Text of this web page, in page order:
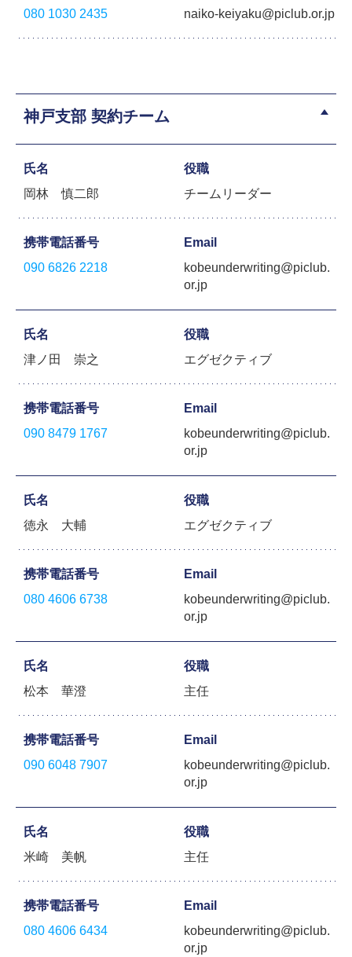
080 1030 2435
naiko-keiyaku@piclub.or.jp
神戸支部 契約チーム
氏名
岡林 慎二郎
役職
チームリーダー
携帯電話番号
090 6826 2218
Email
kobeunderwriting@piclub.
or.jp
氏名
津ノ田 崇之
役職
エグゼクティブ
携帯電話番号
090 8479 1767
Email
kobeunderwriting@piclub.
or.jp
氏名
徳永 大輔
役職
エグゼクティブ
携帯電話番号
080 4606 6738
Email
kobeunderwriting@piclub.
or.jp
氏名
松本 華澄
役職
主任
携帯電話番号
090 6048 7907
Email
kobeunderwriting@piclub.
or.jp
氏名
米崎 美帆
役職
主任
携帯電話番号
080 4606 6434
Email
kobeunderwriting@piclub.
or.jp